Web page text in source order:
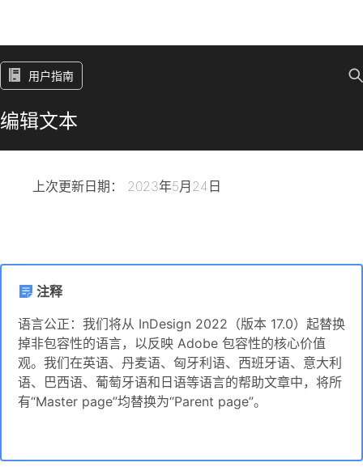
用户指南
编辑文本
上次更新日期： 2023年5月24日
注释
语言公正：我们将从 InDesign 2022（版本 17.0）起替换
掉非包容性的语言，以反映 Adobe 包容性的核心价值
观。我们在英语、丹麦语、匈牙利语、西班牙语、意大利
语、巴西语、葡萄牙语和日语等语言的帮助文章中，将所
有“Master page”均替换为“Parent page”。